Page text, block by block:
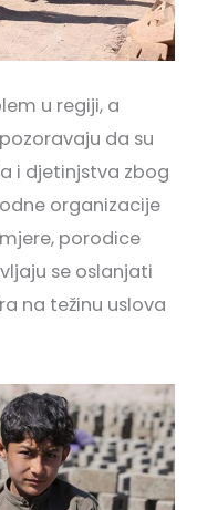
u regiji, a
da su
i djetinjstva zbog
organizacije
porodice
se oslanjati
na težinu uslova